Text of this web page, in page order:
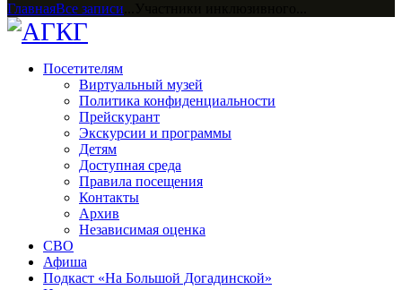
ГлавнаяВсе записи
Посетителям
Виртуальный музей
Политика конфиденциальности
Прейскурант
Экскурсии и программы
Детям
Доступная среда
Правила посещения
Контакты
Архив
Независимая оценка
СВО
Афиша
Подкаст «На Большой Догадинской»